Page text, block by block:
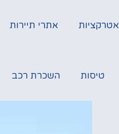
אטרקציות אתרי תיירות
טיסות השכרת רכב